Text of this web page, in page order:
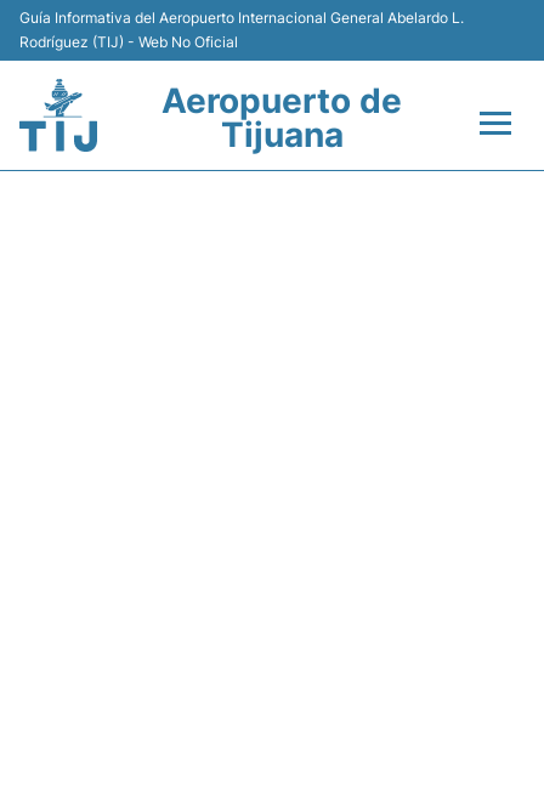
Guía Informativa del Aeropuerto Internacional General Abelardo L.
Rodríguez (TIJ) - Web No Oficial
Aeropuerto de
Tijuana